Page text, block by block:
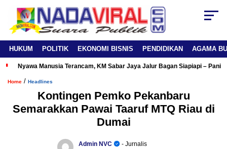
HUKUM POLITIK EKONOMI BISNIS PENDIDIKAN AGAMA
Nyawa Manusia Terancam, KM Sabar Jaya Jalur Bagan Siapiapi –
Home / Headlines
Kontingen Pemko Pekanbaru
Semarakkan Pawai Taaruf MTQ Riau di
Dumai
Admin NVC
- Jurnalis